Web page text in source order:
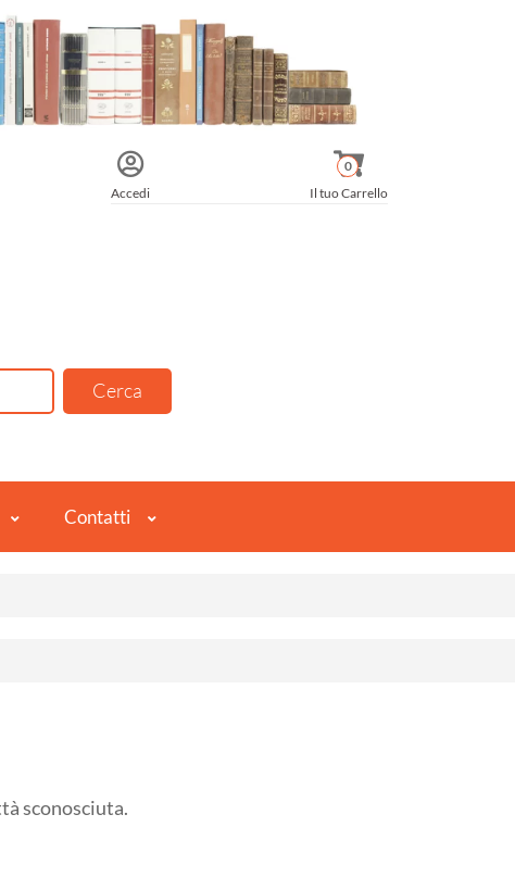
Accedi Il tuo Carrello
0
Contatti
sconosciuta.